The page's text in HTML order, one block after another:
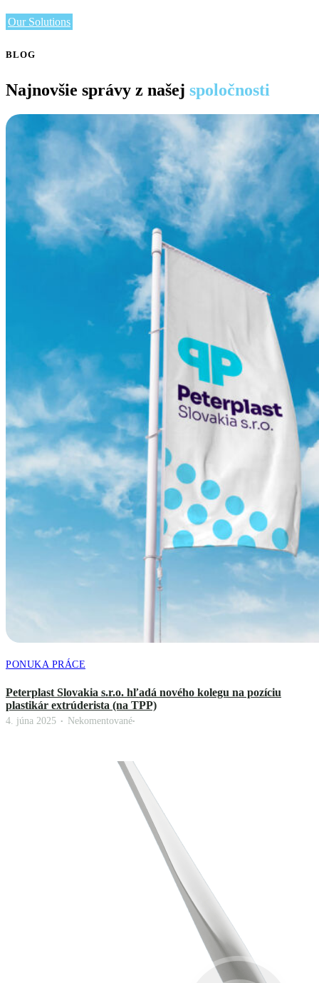
Our Solutions
BLOG
Najnovšie správy z našej spoločnosti
PONUKA PRÁCE
Peterplast Slovakia s.r.o. hľadá nového kolegu na pozíciu
plastikár extrúderista (na TPP)
4. júna 2025 • Nekomentované•